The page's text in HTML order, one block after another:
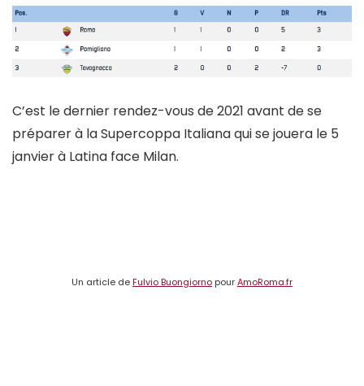
C’est le dernier rendez-vous de 2021 avant de se
préparer à la Supercoppa Italiana qui se jouera le 5
janvier à Latina face Milan.
Un article deFulvio Buongiorno pourAmoRoma.fr